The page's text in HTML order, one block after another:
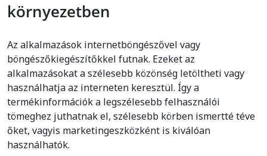
környezetben
Az alkalmazások internetböngészővel vagy
böngészőkiegészítőkkel futnak. Ezeket az
alkalmazásokat a szélesebb közönség letöltheti vagy
használhatja az interneten keresztül. Így a
termékinformációk a legszélesebb felhasználói
tömeghez juthatnak el, szélesebb körben ismertté téve
őket, vagyis marketingeszközként is kiválóan
használhatók.